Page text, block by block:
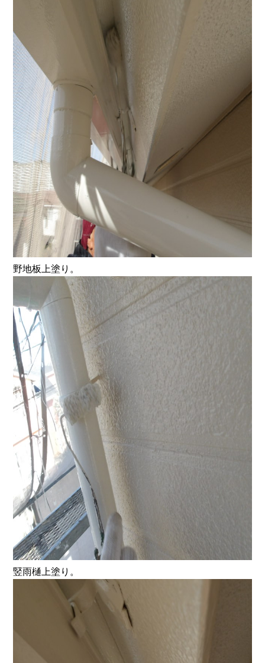
野地板上塗り。
竪雨樋上塗り。